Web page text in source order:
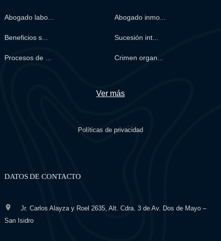
Abogado labo... Abogado inmo...
Beneficios s... Sucesión int...
Procesos de ... Crimen organ...
Ver más
Políticas de privacidad
DATOS DE CONTACTO
Jr. Carlos Alayza y Roel 2635, Alt. Cdra. 3 de Av. Dos de Mayo –
San Isidro